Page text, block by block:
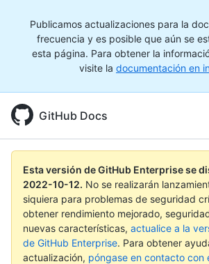
Publicamos actualizaciones para la
frecuencia y es posible que aún se
esta página. Para obtener la
visite la documentación en
GitHub Docs
Esta versión de GitHub Enterprise se
2022-10-12. No se realizarán
siquiera para problemas de seguridad
obtener rendimiento mejorado,
nuevas características, actualice a la
de GitHub Enterprise. Para obtener
actualización, póngase en contacto con